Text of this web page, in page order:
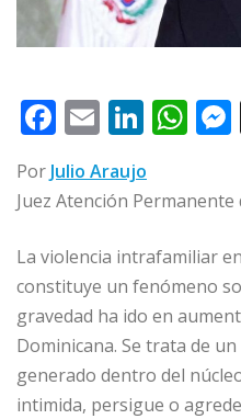
F
a
c
e
b
o
o
k
E
m
ai
l
Li
k
e
dI
n
W
at
s
A
p
p
Por Julio Araujo
Juez Atención Permanente
La violencia intrafamiliar
constituye un fenómeno
gravedad ha ido en
Dominicana. Se trata de
generado dentro del
intimida, persigue o